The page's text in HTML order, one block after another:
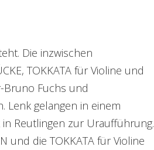
Die inzwischen
TOKKATA für Violine und
Bruno Fuchs und
Lenk gelangen in einem
Reutlingen zur Uraufführung.
und die TOKKATA für Violine